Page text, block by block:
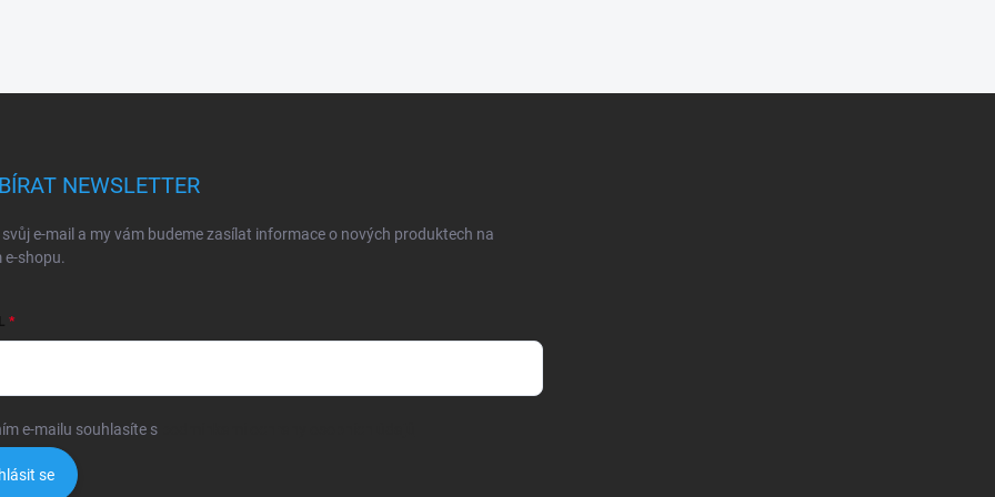
NEWSLETTER
e-mail a my vám budeme zasílat informace o nových produktech na
e-shopu.
e-mailu souhlasíte s
se